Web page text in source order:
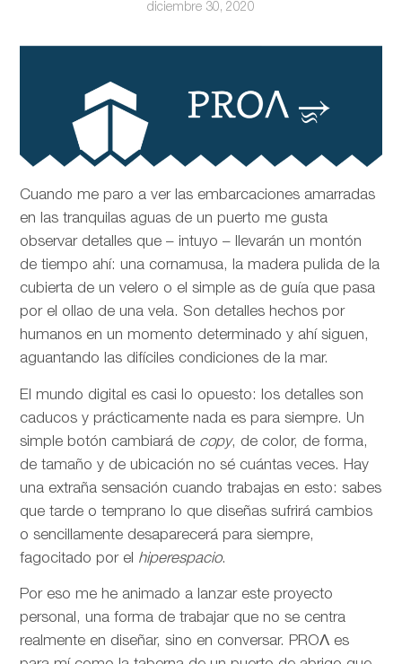
diciembre 30, 2020
Cuando me paro a ver las embarcaciones amarradas
en las tranquilas aguas de un puerto me gusta
observar detalles que – intuyo – llevarán un montón
de tiempo ahí: una cornamusa, la madera pulida de la
cubierta de un velero o el simple as de guía que pasa
por el ollao de una vela. Son detalles hechos por
humanos en un momento determinado y ahí siguen,
aguantando las difíciles condiciones de la mar.
El mundo digital es casi lo opuesto: los detalles son
caducos y prácticamente nada es para siempre. Un
simple botón cambiará de copy, de color, de forma,
de tamaño y de ubicación no sé cuántas veces. Hay
una extraña sensación cuando trabajas en esto: sabes
que tarde o temprano lo que diseñas sufrirá cambios
o sencillamente desaparecerá para siempre,
fagocitado por el hiperespacio.
Por eso me he animado a lanzar este proyecto
personal, una forma de trabajar que no se centra
realmente en diseñar, sino en conversar. PROΛ es